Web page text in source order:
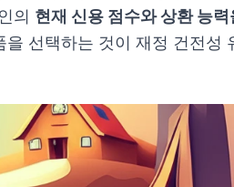
의 현재 신용 점수와 상환 능력
선택하는 것이 재정 건전성